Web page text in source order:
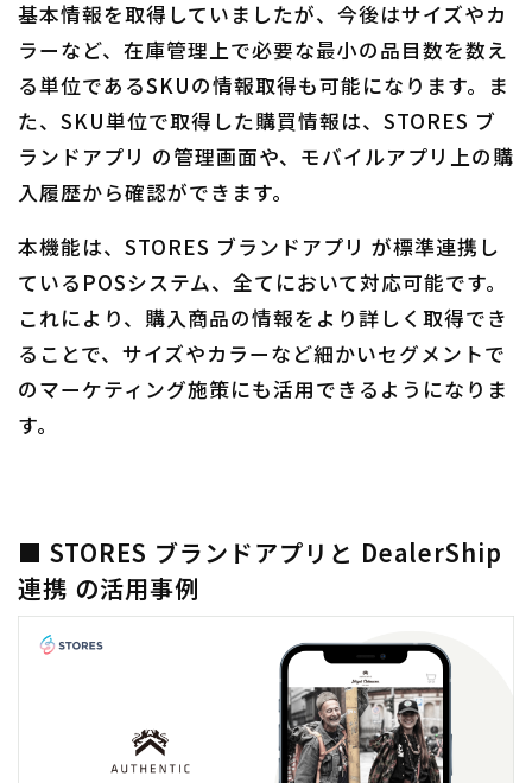
基本情報を取得していましたが、今後はサイズやカ
ラーなど、在庫管理上で必要な最小の品目数を数え
る単位であるSKUの情報取得も可能になります。ま
た、SKU単位で取得した購買情報は、STORES ブ
ランドアプリ の管理画面や、モバイルアプリ上の購
入履歴から確認ができます。
本機能は、STORES ブランドアプリ が標準連携し
ているPOSシステム、全てにおいて対応可能です。
これにより、購入商品の情報をより詳しく取得でき
ることで、サイズやカラーなど細かいセグメントで
のマーケティング施策にも活用できるようになりま
す。
■ STORES ブランドアプリと DealerShip
連携 の活用事例